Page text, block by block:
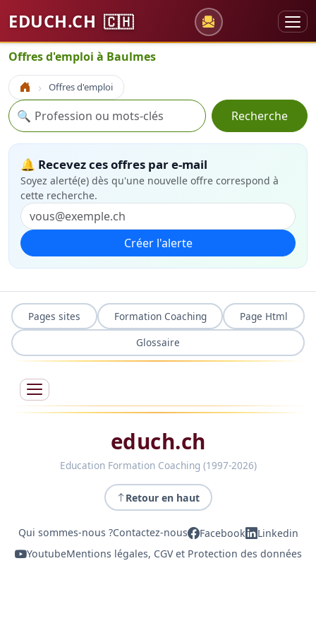
EDUCH.CH 🇨🇭
Offres d'emploi à Baulmes
Accueil Offres d'emploi
Recherche
🔍 Recherche
🔔 Recevez ces offres par e-mail
Soyez alerté(e) dès qu'une nouvelle offre correspond à
cette recherche.
Créer l'alerte
Pages sites Formation Coaching
Page Html
Glossaire
educh.ch
Education Formation Coaching (1997-2026)
Retour en haut
Qui sommes-nous ?Contactez-nous Facebook
Linkedin
YoutubeMentions légales, CGV et Protection des données